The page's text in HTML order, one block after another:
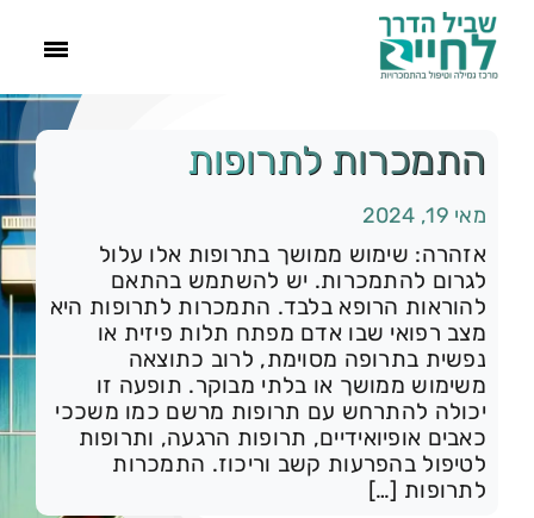
הסיפור שלנו
התמכרויות
תהליך הגמילה
עוד
צור קשר
התמכרות לתרופות
מאי 19, 2024
אזהרה: שימוש ממושך בתרופות אלו עלול
לגרום להתמכרות. יש להשתמש בהתאם
להוראות הרופא בלבד. התמכרות לתרופות היא
מצב רפואי שבו אדם מפתח תלות פיזית או
נפשית בתרופה מסוימת, לרוב כתוצאה
משימוש ממושך או בלתי מבוקר. תופעה זו
יכולה להתרחש עם תרופות מרשם כמו משככי
כאבים אופיואידיים, תרופות הרגעה, ותרופות
לטיפול בהפרעות קשב וריכוז. התמכרות
לתרופות […]